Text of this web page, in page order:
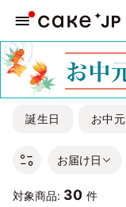
誕生日 お中元
お届け日
対象商品: 30 件